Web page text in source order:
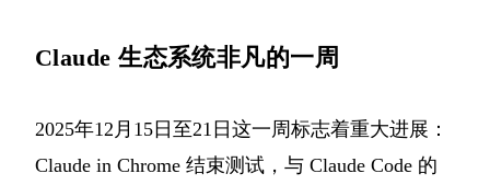
Claude 生态系统非凡的一周
2025年12月15日至21日这一周标志着重大进展：
Claude in Chrome 结束测试，与 Claude Code 的